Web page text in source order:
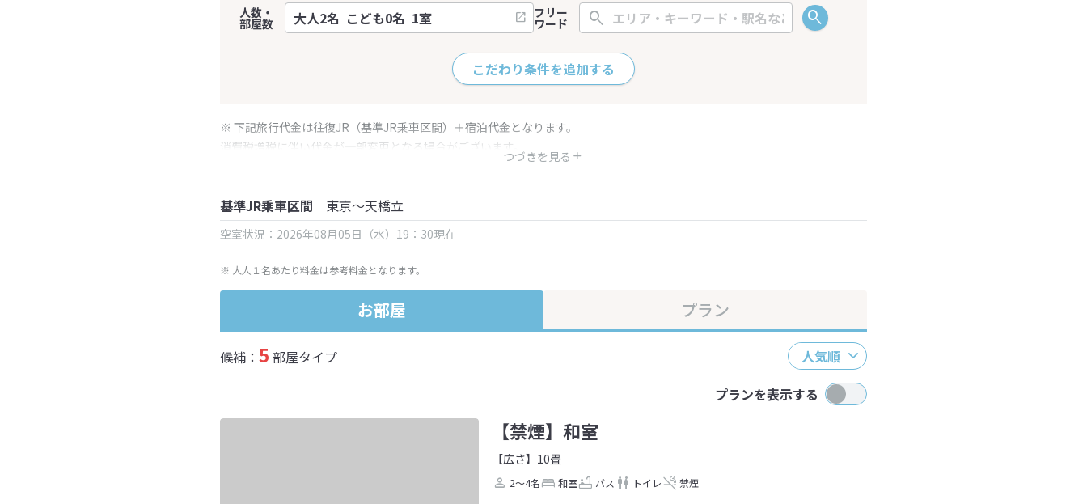
人数・
部屋数
フリー
ワード
こだわり条件を追加する
つづきを見る
※ 下記旅行代金は往復JR（基準JR乗車区間）＋宿泊代金となります。
消費税増税に伴い代金が一部変更となる場合がございます。
※ 表示されている旅行代金・プラン内容は一定時間ごとに更新されます。最終確認画面でご確認ください。
基準JR乗車区間 東京～天橋立
空室状況：2026年08月05日（水）19：30現在
※ 大人１名あたり料金は参考料金となります。
お部屋 プラン
候補： 5 部屋タイプ
人気順
プランを表示する
【禁煙】和室
【広さ】10畳
2～4名 和室 バス トイレ 禁煙